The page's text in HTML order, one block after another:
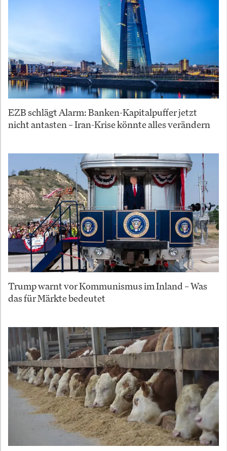
EZB schlägt Alarm: Banken-Kapitalpuffer jetzt
nicht antasten – Iran-Krise könnte alles verändern
Trump warnt vor Kommunismus im Inland – Was
das für Märkte bedeutet